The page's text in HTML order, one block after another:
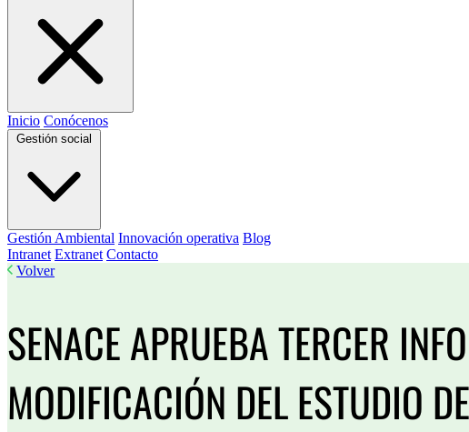
Inicio Conócenos
Gestión social
Gestión Ambiental Innovación operativa Blog
Intranet Extranet Contacto
Volver
SENACE APRUEBA TERCER
MODIFICACIÓN DEL ESTUDIO